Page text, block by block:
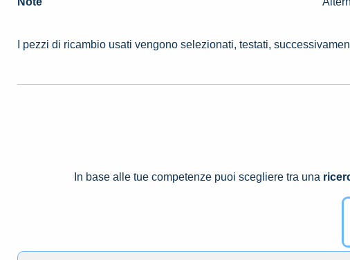
I pezzi di ricambio usati vengono selezionati, testati,
In base alle tue competenze puoi scegliere tra una